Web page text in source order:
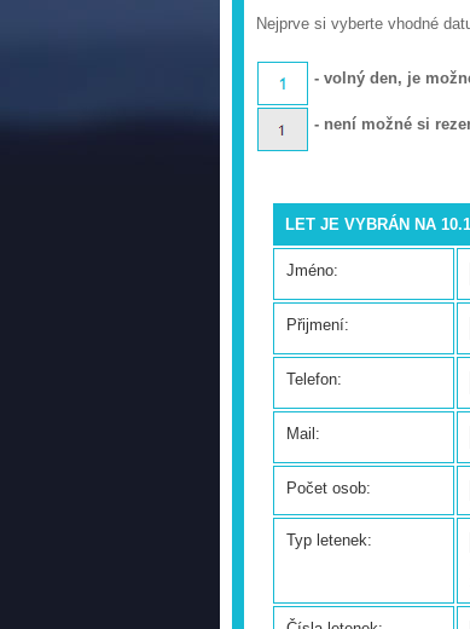
Nejprve si vyberte vhodné
- volný den, je
- není možné si
LET JE VYBRÁN NA
Jméno:
Přijmení:
Telefon:
Mail:
Počet osob:
Typ letenek: